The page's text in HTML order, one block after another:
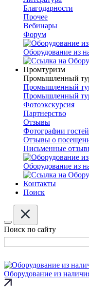
Благодарности
Прочее
Вебинары
Форум
Оборудование из
Промтуризм
Промышленный
Промышленный
Промышленный
Фотоэкскурсия
Партнерство
Отзывы
Фотографии гостей
Отзывы о
Письменные
Оборудование из
Контакты
Поиск
Поиск по сайту
Оборудование из